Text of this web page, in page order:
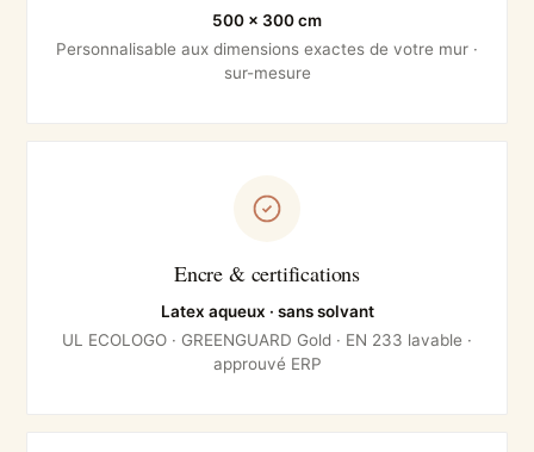
500 × 300 cm
Personnalisable aux dimensions exactes de votre mur ·
sur-mesure
Encre & certifications
Latex aqueux · sans solvant
UL ECOLOGO · GREENGUARD Gold · EN 233 lavable ·
approuvé ERP